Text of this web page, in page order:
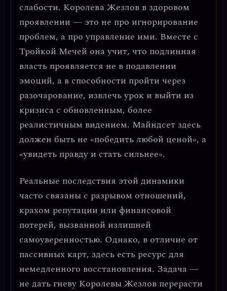
слабости. Королева Жезлов в здоровом
проявлении — это не про игнорирование
проблем, а про управление ими. Вместе с
Тройкой Мечей она учит, что подлинная
власть проявляется не в подавлении
эмоций, а в способности пройти через
разочарование, извлечь урок и выйти из
кризиса с обновленным, более
реалистичным видением. Майндсет здесь
должен быть не «победить любой ценой», а
«увидеть правду и стать сильнее».
Реальные последствия этой динамики
часто связаны с разрывом отношений,
крахом репутации или финансовой
потерей, вызванной излишней
самоуверенностью. Однако, в отличие от
пассивных карт, здесь есть ресурс для
немедленного восстановления. Задача —
не дать гневу Королевы Жезлов перерасти